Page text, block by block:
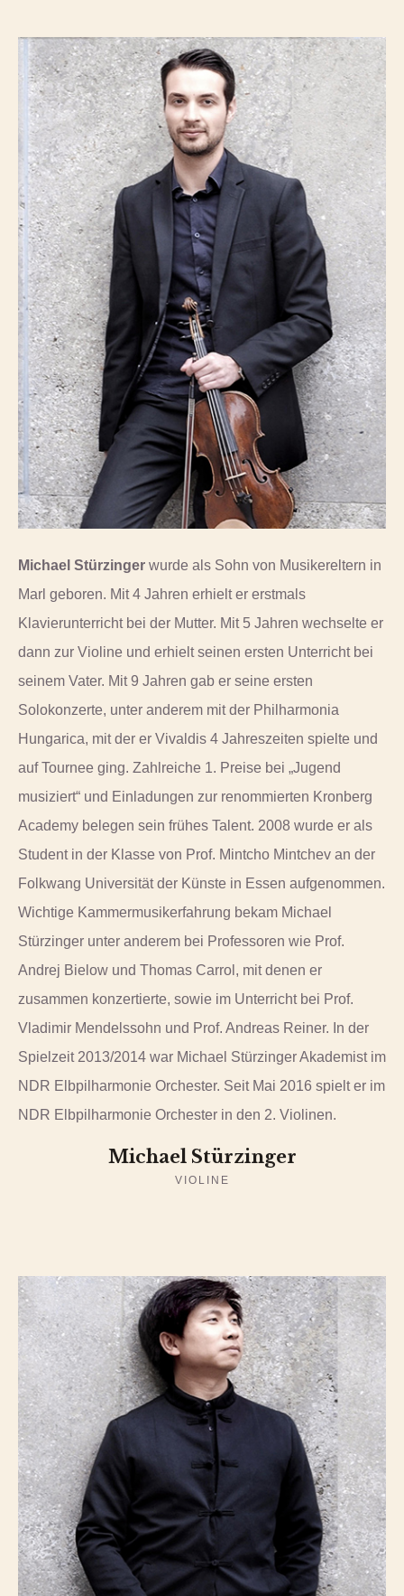
Michael Stürzinger wurde als Sohn von Musikereltern in
Marl geboren. Mit 4 Jahren erhielt er erstmals
Klavierunterricht bei der Mutter. Mit 5 Jahren wechselte er
dann zur Violine und erhielt seinen ersten Unterricht bei
seinem Vater. Mit 9 Jahren gab er seine ersten
Solokonzerte, unter anderem mit der Philharmonia
Hungarica, mit der er Vivaldis 4 Jahreszeiten spielte und
auf Tournee ging. Zahlreiche 1. Preise bei „Jugend
musiziert“ und Einladungen zur renommierten Kronberg
Academy belegen sein frühes Talent. 2008 wurde er als
Student in der Klasse von Prof. Mintcho Mintchev an der
Folkwang Universität der Künste in Essen aufgenommen.
Wichtige Kammermusikerfahrung bekam Michael
Stürzinger unter anderem bei Professoren wie Prof.
Andrej Bielow und Thomas Carrol, mit denen er
zusammen konzertierte, sowie im Unterricht bei Prof.
Vladimir Mendelssohn und Prof. Andreas Reiner. In der
Spielzeit 2013/2014 war Michael Stürzinger Akademist im
NDR Elbpilharmonie Orchester. Seit Mai 2016 spielt er im
NDR Elbpilharmonie Orchester in den 2. Violinen.
Michael Stürzinger
VIOLINE